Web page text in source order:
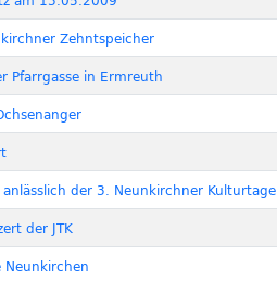
Zehntspeicher
Pfarrgasse in Ermreuth
der 3. Neunkirchner Kulturtage
der JTK